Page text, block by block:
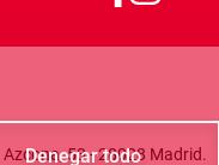
Denegar todo
53 - 28028 Madrid.